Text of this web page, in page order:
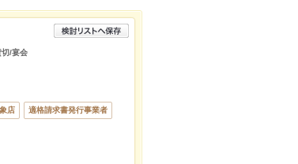
切/宴会
店 適格請求書発行事業者